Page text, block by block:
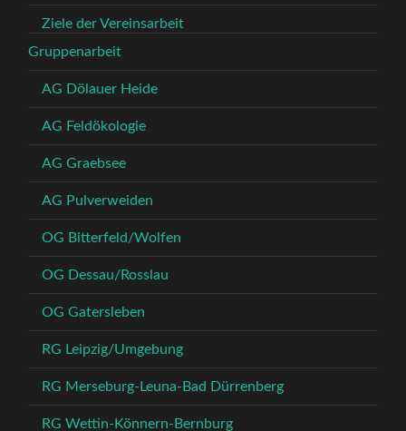
Ziele der Vereinsarbeit
Gruppenarbeit
AG Dölauer Heide
AG Feldökologie
AG Graebsee
AG Pulverweiden
OG Bitterfeld/Wolfen
OG Dessau/Rosslau
OG Gatersleben
RG Leipzig/Umgebung
RG Merseburg-Leuna-Bad Dürrenberg
RG Wettin-Könnern-Bernburg